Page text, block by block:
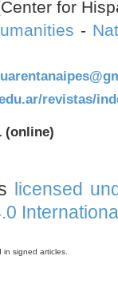
for
-
revistas/
(online)
licensed
in signed articles.